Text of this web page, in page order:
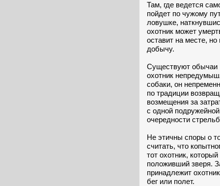
Там, где ведется
пойдет по чужому
ловушке,
охотник может
оставит на месте,
добычу.
Существуют обычаи
охотник
собаки, он
по традиции
возмещения за
с одной
очередности
Не этичны споры о
считать, что
тот охотник,
положивший зверя.
принадлежит
бег или полет.